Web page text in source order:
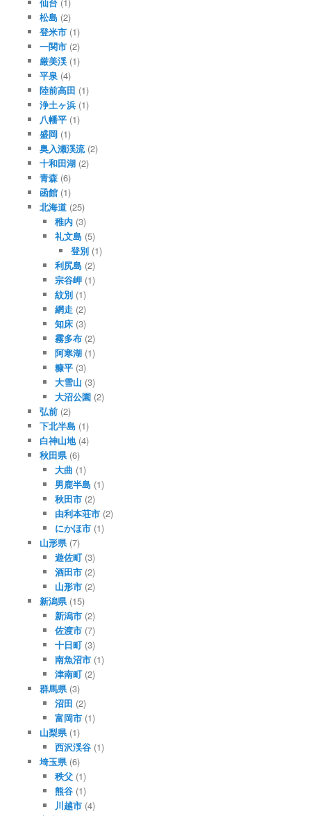
仙台 (1)
松島(2)
登米市(1)
一関市(2)
厳美渓(1)
平泉(4)
陸前高田 (1)
浄土ヶ浜(1)
八幡平(1)
盛岡(1)
奥入瀬渓流(2)
十和田湖(2)
青森(6)
函館(1)
北海道(25)
稚内 (3)
礼文島 (5)
登別(1)
利尻島 (2)
宗谷岬 (1)
紋別 (1)
網走 (2)
知床 (3)
霧多布 (2)
阿寒湖 (1)
糠平 (3)
大雪山 (3)
大沼公園 (2)
弘前(2)
下北半島(1)
白神山地(4)
秋田県(6)
大曲 (1)
男鹿半島 (1)
秋田市 (2)
由利本荘市 (2)
にかほ市 (1)
山形県(7)
遊佐町 (3)
酒田市 (2)
山形市 (2)
新潟県(15)
新潟市 (2)
佐渡市 (7)
十日町 (3)
南魚沼市 (1)
津南町 (2)
群馬県(3)
沼田 (2)
富岡市 (1)
山梨県(1)
西沢渓谷 (1)
埼玉県(6)
秩父 (1)
熊谷 (1)
川越市 (4)